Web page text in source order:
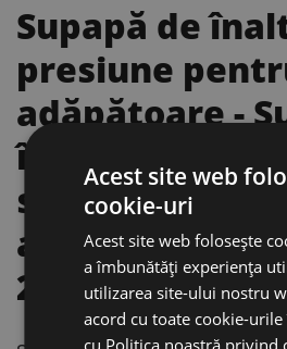
Supapă de
presiune
adăpătoare-
înaltă presiune
schimb pentru
adăpătoare
2 l.
Acest site web
cookie-uri
Acest site web folosește
a îmbunătăți experiența
utilizarea site-ului nostru
acord cu toate cookie-
cu Politica noastră privind